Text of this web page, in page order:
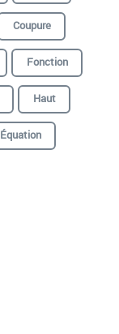
Coupure
Fonction
Haut
Équation